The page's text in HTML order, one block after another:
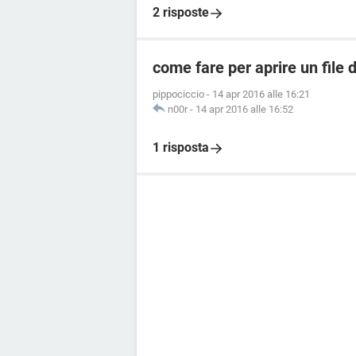
2 risposte
come fare per aprire un file
pippociccio - 14 apr 2016 alle 16:21
n00r - 14 apr 2016 alle 16:52
1 risposta